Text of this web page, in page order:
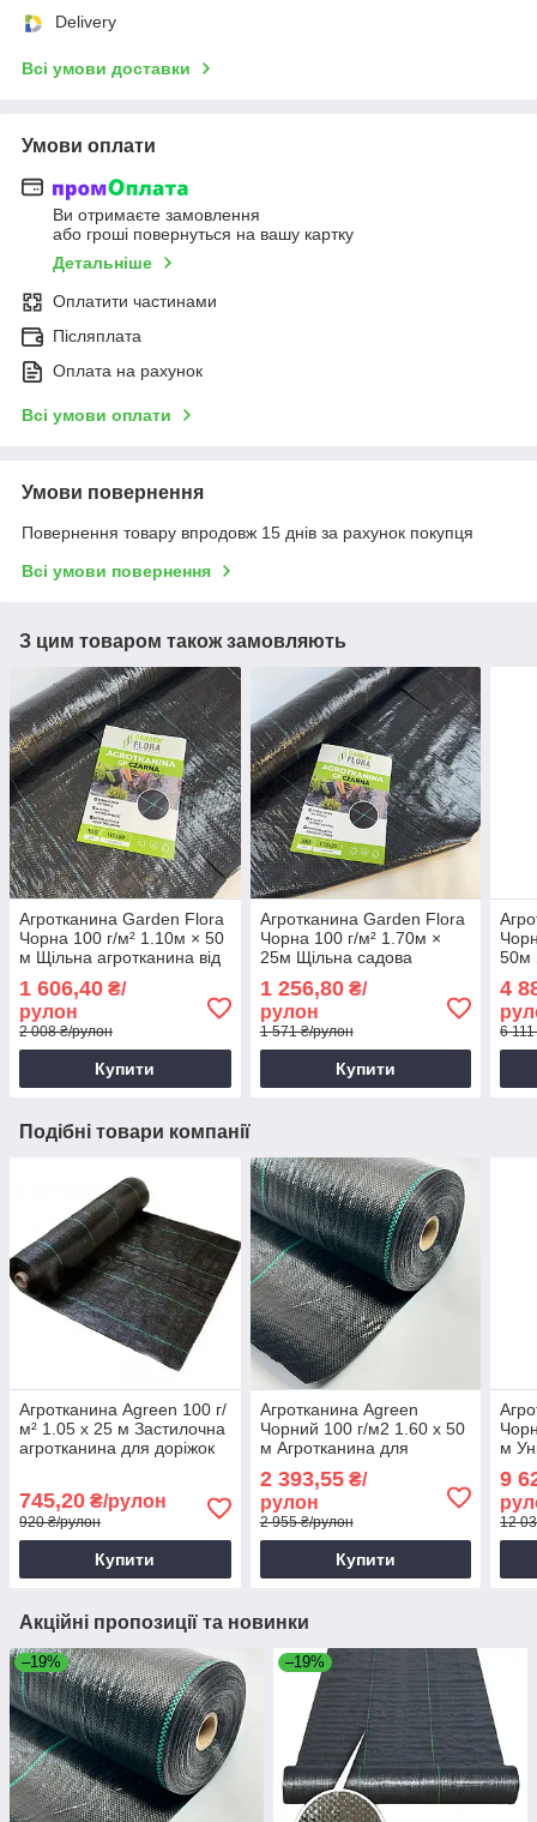
Delivery
Всі умови доставки
Умови оплати
Ви отримаєте замовлення
або гроші повернуться на вашу картку
Детальніше
Оплатити частинами
Післяплата
Оплата на рахунок
Всі умови оплати
Умови повернення
Повернення товару впродовж 15 днів за рахунок покупця
Всі умови повернення
З цим товаром також замовляють
Агротканина Garden Flora
Чорна 100 г/м² 1.10м × 50
м Щільна агротканина від
1 606,40 ₴/
рулон
2 008 ₴/рулон
Купити
Агротканина Garden Flora
Чорна 100 г/м² 1.70м ×
25м Щільна садова
1 256,80₴/
рулон
1 571 ₴/рулон
Купити
50м
4
6
Подібні товари компанії
Агротканина Agreen 100 г/
м² 1.05 х 25 м Застилочна
агротканина для доріжок
745,20 ₴/рулон
920 ₴/рулон
Купити
Агротканина Agreen
Чорний 100 г/м2 1.60 х 50
м Агротканина для
Агротканина для клумби
2 393,55₴/
рулон
2 955 ₴/рулон
Купити
м
9
12
Акційні пропозиції та новинки
–19% –19%